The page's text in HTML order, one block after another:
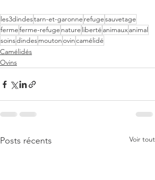
les3dindestarn-et-garonne refugesauvetage
fermeferme-refuge nature liberté animauxanimal
soinsdindesmoutonovincamélidé
Camélidés
Ovins
Posts récents Voir tout